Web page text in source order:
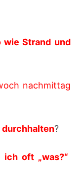
Strand und
nachmittag
durchhalten?
oft „was?“